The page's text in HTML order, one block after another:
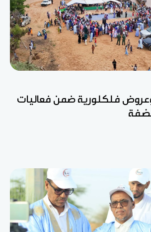
فلكلورية ضمن فعاليات